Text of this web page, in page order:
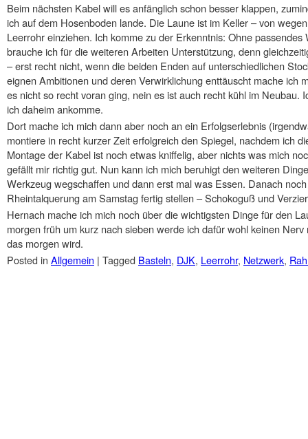
Beim nächsten Kabel will es anfänglich schon besser klappen,
ich auf dem Hosenboden lande. Die Laune ist im Keller – von
Leerrohr einziehen. Ich komme zu der Erkenntnis: Ohne
brauche ich für die weiteren Arbeiten Unterstützung, denn
– erst recht nicht, wenn die beiden Enden auf unterschiedlichen
eignen Ambitionen und deren Verwirklichung enttäuscht mache ich
es nicht so recht voran ging, nein es ist auch recht kühl im Neubau.
ich daheim ankomme.
Dort mache ich mich dann aber noch an ein Erfolgserlebnis
montiere in recht kurzer Zeit erfolgreich den Spiegel, nachdem ich
Montage der Kabel ist noch etwas kniffelig, aber nichts was mich
gefällt mir richtig gut. Nun kann ich mich beruhigt den weiteren
Werkzeug wegschaffen und dann erst mal was Essen. Danach
Rheintalquerung am Samstag fertig stellen – Schokoguß und
Hernach mache ich mich noch über die wichtigsten Dinge für den
morgen früh um kurz nach sieben werde ich dafür wohl keinen
das morgen wird.
Posted in Allgemein | Tagged Basteln, DJK, Leerrohr, Netzwerk,